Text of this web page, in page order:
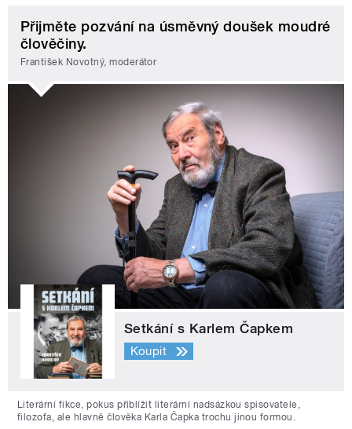
Přijměte pozvání na úsměvný doušek moudré
člověčiny.
František Novotný, moderátor
Setkání s Karlem Čapkem
Koupit
Literární fikce, pokus přiblížit literární nadsázkou spisovatele,
filozofa, ale hlavně člověka Karla Čapka trochu jinou formou.